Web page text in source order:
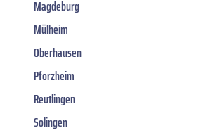
Magdeburg
Mülheim
Oberhausen
Pforzheim
Reutlingen
Solingen